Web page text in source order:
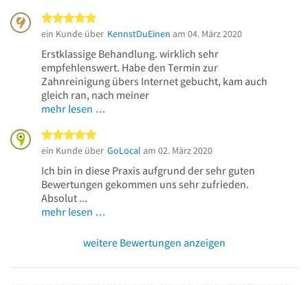
ein Kunde über KennstDuEinen am 04. März 2020
Erstklassige Behandlung. wirklich sehr
empfehlenswert. Habe den Termin zur
Zahnreinigung übers Internet gebucht, kam auch
gleich ran, nach meiner
mehr lesen …
ein Kunde über GoLocal am 02. März 2020
Ich bin in diese Praxis aufgrund der sehr guten
Bewertungen gekommen uns sehr zufrieden.
Absolut ...
mehr lesen …
weitere Bewertungen anzeigen